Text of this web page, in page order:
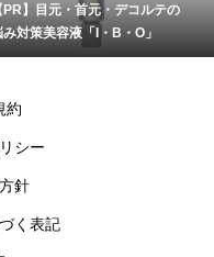
PR】目元・首元・デコルテの
み対策美容液「I・B・O」
約
シー
針
く表記